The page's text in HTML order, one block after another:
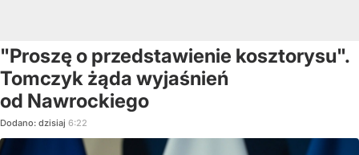
"Proszę o przedstawienie kosztorysu".
Tomczyk żąda wyjaśnień
od Nawrockiego
Dodano: dzisiaj 6:22